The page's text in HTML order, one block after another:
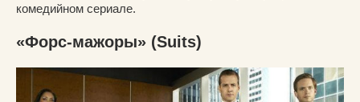
комедийном сериале.
«Форс-мажоры» (Suits)